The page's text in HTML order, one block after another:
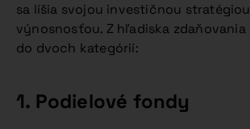
sa líšia svojou investičnou
výnosnosťou. Z hľadiska
do dvoch kategórií:
1. Podielové fondy